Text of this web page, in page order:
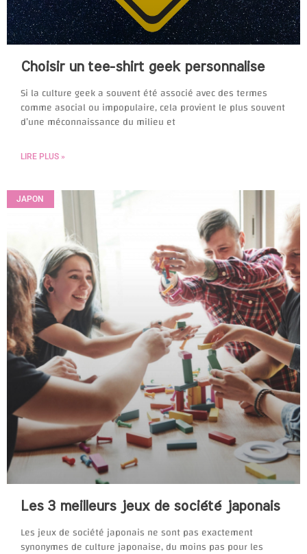
Choisir un tee-shirt geek personnalise
Si la culture geek a souvent été associé avec des termes
comme asocial ou impopulaire, cela provient le plus souvent
d’une méconnaissance du milieu et
LIRE PLUS »
JAPON
Les 3 meilleurs jeux de société japonais
Les jeux de société japonais ne sont pas exactement
synonymes de culture japonaise, du moins pas pour les